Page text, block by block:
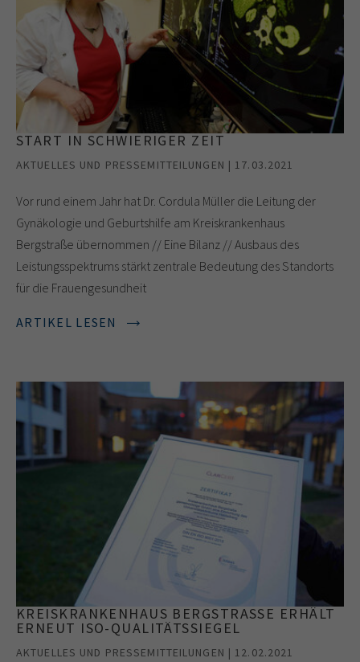
START IN SCHWIERIGER ZEIT
AKTUELLES UND PRESSEMITTEILUNGEN | 17.03.2021
Vor rund einem Jahr hat Dr. Cordula Müller die Leitung der
Gynäkologie und Geburtshilfe am Kreiskrankenhaus
Bergstraße übernommen // Eine Bilanz // Ausbaus des
Leistungsspektrums stärkt zentrale Bedeutung des Standorts
für die Frauengesundheit
ARTIKEL LESEN
KREISKRANKENHAUS BERGSTRASSE ERHÄLT E
RNEUT ISO-QUALITÄTSSIEGEL
AKTUELLES UND PRESSEMITTEILUNGEN | 12.02.2021